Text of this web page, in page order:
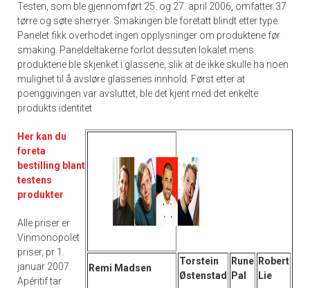
Testen, som ble gjennomført 25. og 27. april 2006, omfatter 37
tørre og søte sherryer. Smakingen ble foretatt blindt etter type.
Panelet fikk overhodet ingen opplysninger om produktene før
smaking. Paneldeltakerne forlot dessuten lokalet mens
produktene ble skjenket i glassene, slik at de ikke skulle ha noen
mulighet til å avsløre glassenes innhold. Først etter at
poenggivingen var avsluttet, ble det kjent med det enkelte
produkts identitet
Remi Madsen
Torstein
Østenstad
Rune
Pal
Robert
Lie
Her kan du
foreta
bestilling blant
testens
produkter
Alle priser er
Vinmonopolet
priser, pr 1.
januar 2007.
Apéritif tar